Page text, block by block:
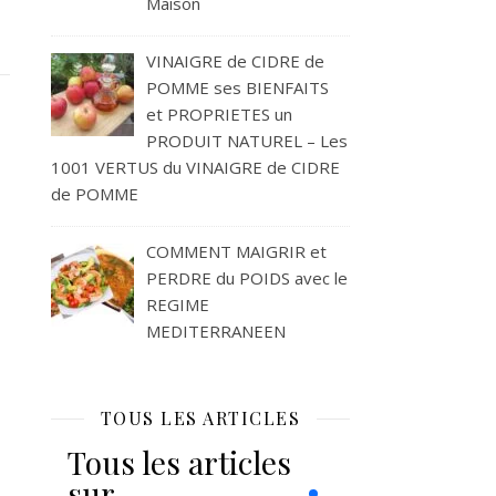
VINAIGRE de CIDRE de
POMME ses BIENFAITS
et PROPRIETES un
PRODUIT NATUREL – Les
1001 VERTUS du VINAIGRE de CIDRE
de POMME
COMMENT MAIGRIR et
PERDRE du POIDS avec le
REGIME
MEDITERRANEEN
TOUS LES ARTICLES
Tous les articles